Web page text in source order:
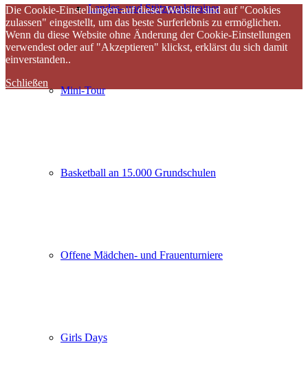
Landes- und Stützpunkttrainer
Mini-Tour
Basketball an 15.000 Grundschulen
Offene Mädchen- und Frauenturniere
Girls Days
Die Cookie-Einstellungen auf dieser Website sind auf "Cookies
zulassen" eingestellt, um das beste Surferlebnis zu ermöglichen.
Wenn du diese Website ohne Änderung der Cookie-Einstellungen
verwendest oder auf "Akzeptieren" klickst, erklärst du sich damit
einverstanden..
Schließen